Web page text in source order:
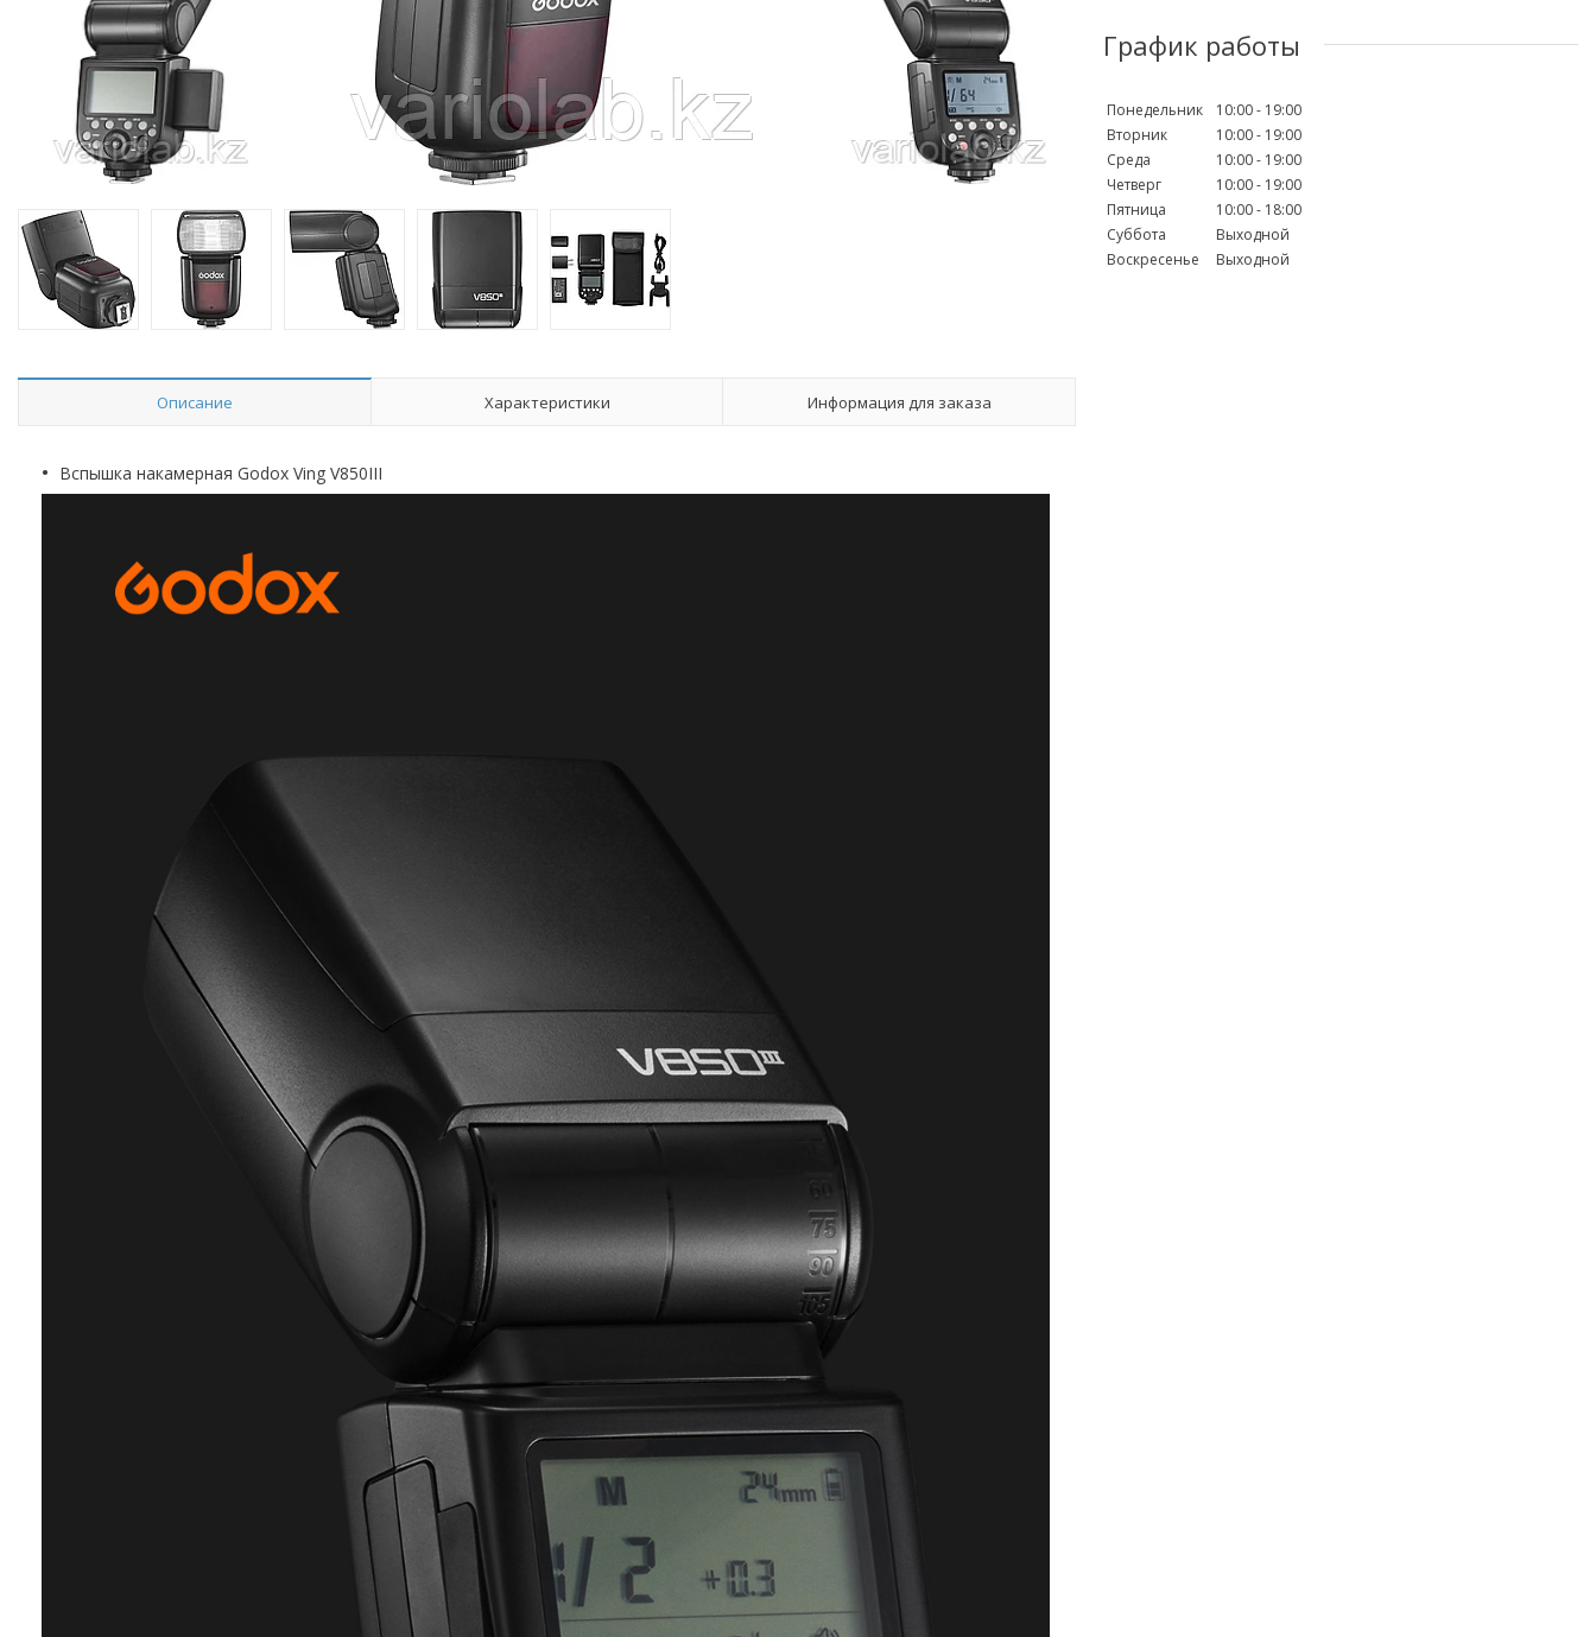
Описание Характеристики Информация для заказа
Вспышка накамерная Godox Ving V850III
График работы
Понедельник 10:00
19:00
Вторник
10:00
19:00
Среда
10:00
19:00
Четверг
10:00
19:00
Пятница
10:00
18:00
Суббота
Выходной
Воскресенье
Выходной